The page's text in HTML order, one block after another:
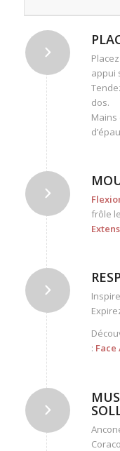
appui
dos.
Mains
frôle
: Face